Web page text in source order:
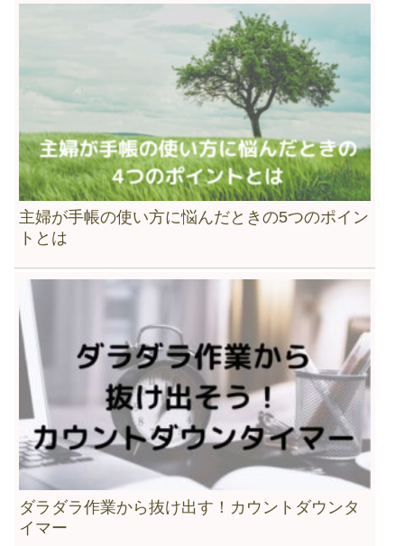
主婦が手帳の使い方に悩んだときの5つのポイン
トとは
ダラダラ作業から抜け出す！カウントダウンタ
イマー